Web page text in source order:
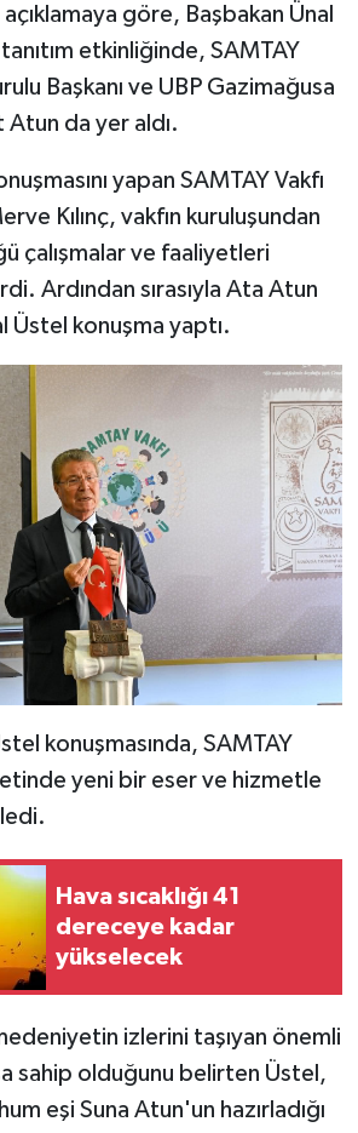
göre, Başbakan Ünal
tanıtım etkinliğinde, SAMTAY
Başkanı ve UBP Gazimağusa
da yer aldı.
yapan SAMTAY Vakfı
Kılınç, vakfın kuruluşundan
çalışmalar ve faaliyetleri
Ardından sırasıyla Ata Atun
Üstel konuşma yaptı.
konuşmasında, SAMTAY
yeni bir eser ve hizmetle
Hava sıcaklığı 41
dereceye kadar
yükselecek
izlerini taşıyan önemli
sahip olduğunu belirten Üstel,
eşi Suna Atun'un hazırladığı